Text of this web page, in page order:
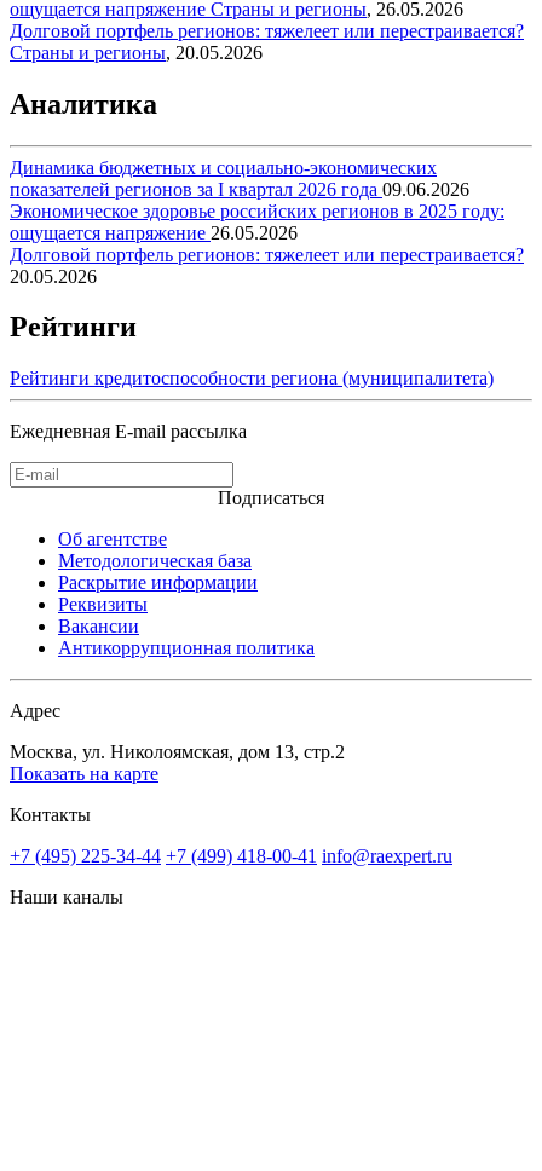
ощущается напряжение Страны и регионы, 26.05.2026
Долговой портфель регионов: тяжелеет или перестраивается?
Страны и регионы, 20.05.2026
Аналитика
Динамика бюджетных и социально-экономических
показателей регионов за I квартал 2026 года 09.06.2026
Экономическое здоровье российских регионов в 2025 году:
ощущается напряжение 26.05.2026
Долговой портфель регионов: тяжелеет или перестраивается?
20.05.2026
Рейтинги
Рейтинги кредитоспособности региона (муниципалитета)
Ежедневная E-mail рассылка
Подписаться
Об агентстве
Методологическая база
Раскрытие информации
Реквизиты
Вакансии
Антикоррупционная политика
Адрес
Москва, ул. Николоямская, дом 13, стр.2
Показать на карте
Контакты
+7 (495) 225-34-44 +7 (499) 418-00-41 info@raexpert.ru
Наши каналы